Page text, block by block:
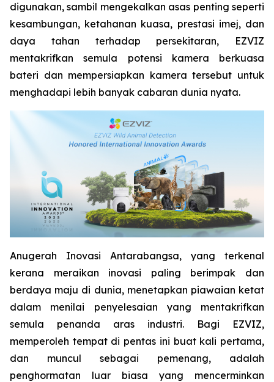
digunakan, sambil mengekalkan asas penting seperti
kesambungan, ketahanan kuasa, prestasi imej, dan
daya tahan terhadap persekitaran, EZVIZ
mentakrifkan semula potensi kamera berkuasa
bateri dan mempersiapkan kamera tersebut untuk
menghadapi lebih banyak cabaran dunia nyata.
Anugerah Inovasi Antarabangsa, yang terkenal
kerana meraikan inovasi paling berimpak dan
berdaya maju di dunia, menetapkan piawaian ketat
dalam menilai penyelesaian yang mentakrifkan
semula penanda aras industri. Bagi EZVIZ,
memperoleh tempat di pentas ini buat kali pertama,
dan muncul sebagai pemenang, adalah
penghormatan luar biasa yang mencerminkan